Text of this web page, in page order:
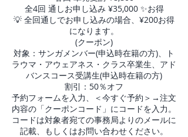
全4回 通しお申し込み ¥35,000 ✨お得
💡 全回通しでお申し込みの場合、¥200お得
になります。
(クーポン)
対象：サンガメンバー(申込時在籍の方)、ト
ラウマ・アウェアネス・クラス卒業生、アド
バンスコース受講生(申込時在籍の方)
割引：50％オフ
予約フォームを入力、＜今すぐ予約＞→注文
内容の「クーポンコード」にコードを入力。
コードは対象者宛ての事務局よりのメールに
記載、もしくはお問い合わせください。